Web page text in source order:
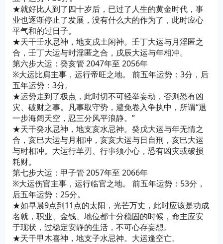
★就好比人到了四十岁后，已过了人生的黄金时代，事
业也逐渐停止了发展，没有什么大的作为了，此时应心
平气和的过日子。
★天干壬水忌神，地支戌土闲神。壬丁大运与月淫匿之
合，壬丁大运与时淫匿之合，戌辰大运与年相冲。
第六步大运：癸亥管 2047年至 2056年
※大运比肩主事，运行帝旺之地。 前五年运势：3分，后
五年运势：3分。
★运势走到了极点，此时切不可轻举妄动，否则恐有凶
灾、破财之事。凡事取守势，避免卷入争执中，所谓“退
一步海阔天空，忍三分风平浪静。”
★天干癸水忌神，地支亥水忌神。癸戊大运与年无情之
合，亥巳大运与月相冲，亥亥大运与日自刑，亥巳大运
与时相冲。大运行羊刃、行事须小心，恐有凶灾或破损
耗财。
第七步大运：甲子管 2057年至 2066年
※大运伤官主事，运行临官之地。 前五年运势：53分，
后五年运势：25分。
★如早晨9点到11点的太阳，光芒万丈，此时应该是功成
名就，职业、金钱、地位都十分稳固的时候，命主应安
于现状，过稳定安静的生活，不可心存妄想。
★天干甲木喜神，地支子水忌神。大运逢空亡。